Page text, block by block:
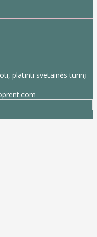
platinti svetainės turinį